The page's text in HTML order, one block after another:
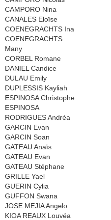
CAMPORO Nina
CANALES Eloïse
COENEGRACHTS Ina
COENEGRACHTS
Many
CORBEL Romane
DANIEL Candice
DULAU Emily
DUPLESSIS Kayliah
ESPINOSA Christophe
ESPINOSA
RODRIGUES Andréa
GARCIN Evan
GARCIN Soan
GATEAU Anaïs
GATEAU Evan
GATEAU Stéphane
GRILLE Yael
GUERIN Cylia
GUFFON Swana
JOSE MEJIA Angelo
KIOA REAUX Louvéa